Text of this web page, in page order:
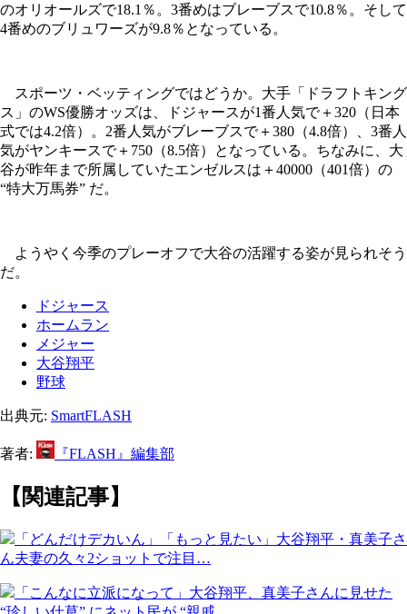
のオリオールズで18.1％。3番めはブレーブスで10.8％。そして
4番めのブリュワーズが9.8％となっている。
スポーツ・ベッティングではどうか。大手「ドラフトキング
ス」のWS優勝オッズは、ドジャースが1番人気で＋320（日本
式では4.2倍）。2番人気がブレーブスで＋380（4.8倍）、3番人
気がヤンキースで＋750（8.5倍）となっている。ちなみに、大
谷が昨年まで所属していたエンゼルスは＋40000（401倍）の
“特大万馬券” だ。
ようやく今季のプレーオフで大谷の活躍する姿が見られそう
だ。
ドジャース
ホームラン
メジャー
大谷翔平
野球
出典元: SmartFLASH
著者: 『FLASH』編集部
【関連記事】
「どんだけデカいん」「もっと見たい」大谷翔平・真美子さ
ん夫妻の久々2ショットで注目…
「こんなに立派になって」大谷翔平、真美子さんに見せた